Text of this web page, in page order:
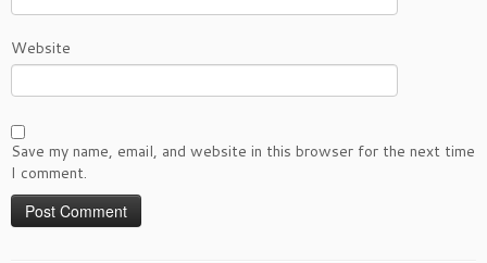
Website
Save my name, email, and website in this browser for the next time
I comment.